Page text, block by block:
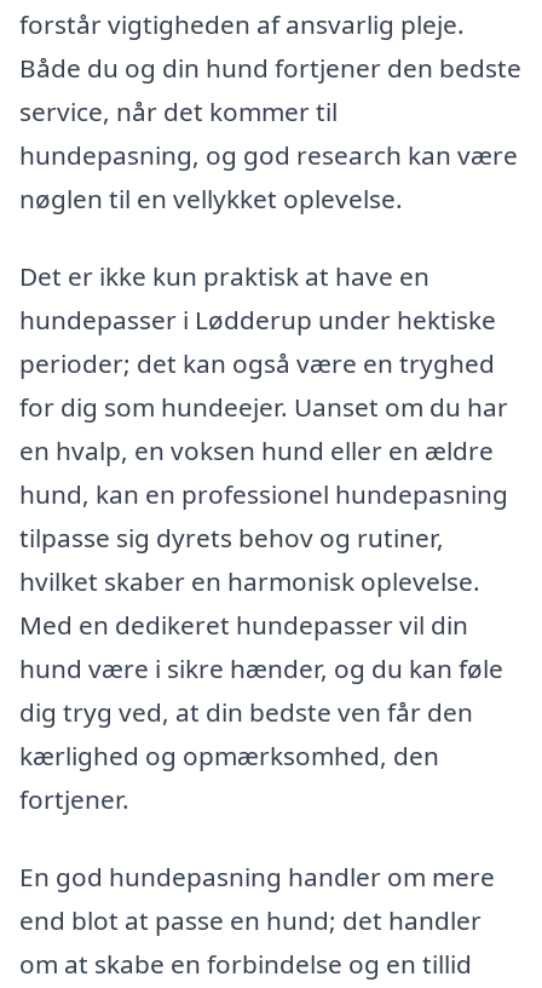
forstår vigtigheden af ansvarlig pleje.
Både du og din hund fortjener den bedste
service, når det kommer til
hundepasning, og god research kan være
nøglen til en vellykket oplevelse.
Det er ikke kun praktisk at have en
hundepasser i Lødderup under hektiske
perioder; det kan også være en tryghed
for dig som hundeejer. Uanset om du har
en hvalp, en voksen hund eller en ældre
hund, kan en professionel hundepasning
tilpasse sig dyrets behov og rutiner,
hvilket skaber en harmonisk oplevelse.
Med en dedikeret hundepasser vil din
hund være i sikre hænder, og du kan føle
dig tryg ved, at din bedste ven får den
kærlighed og opmærksomhed, den
fortjener.
En god hundepasning handler om mere
end blot at passe en hund; det handler
om at skabe en forbindelse og en tillid